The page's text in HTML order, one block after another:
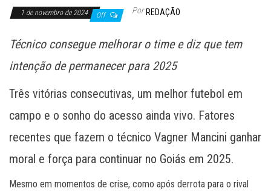
1 de novembro de 2024 Off Por REDAÇÃO
Técnico consegue melhorar o time e diz que tem
intenção de permanecer para 2025
Três vitórias consecutivas, um melhor futebol em
campo e o sonho do acesso ainda vivo. Fatores
recentes que fazem o técnico Vagner Mancini ganhar
moral e força para continuar no Goiás em 2025.
Mesmo em momentos de crise, como após derrota para o rival